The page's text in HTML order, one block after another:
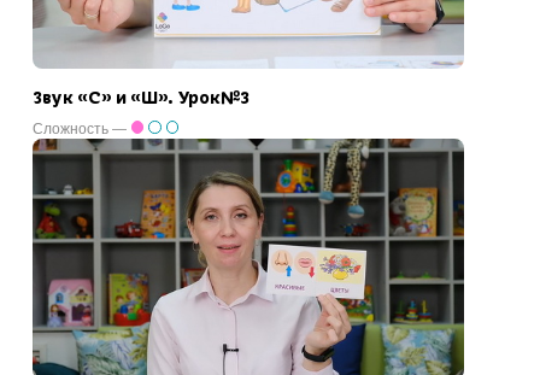
Звук «С» и «Ш». Урок№3
Сложность —